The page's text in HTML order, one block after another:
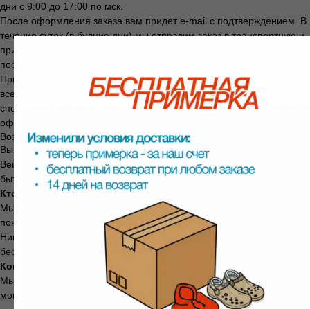
дни с 9:00 до 17:00 по мск.
После оформления заказа вам придет e-mail с подтверждением. В
течение суток (в будние дни) мы отправим заказ в транспортную и
пришлем вам трек-номер, чтобы вы могли отследить заветную
посылку.
При заказе от 10 000 рублей действует бесплатная доставка по
всей России до пункта выдачи СДЭК или Яндекс. Выбрать удобный
способ и уточнить сроки доставки в ваш город можно на этапе
оформления заказа.
Возврат и обмен
Вы можете вернуть товар в течение14 днейс момента получения.
Вещь не должна быть в использовании, упаковка и ярлыки должны
быть сохранены.
Кто платит за возврат:
Мы. Всегда. Независимо от причины — не подошёл размер, не
понравился цвет, передумали, брак.
Никаких скрытых платежей. Даже если при заказе доставка была
бесплатной — мы ничего не удерживаем.
Когда придут деньги:
Мы вернём стоимость товара в течение3 рабочих дней
момента получения посылки на нашем складе.